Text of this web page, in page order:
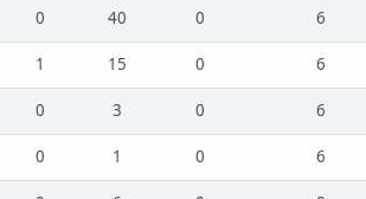
0 40 0
6
1 15 0
6
0 3 0
6
0 1 0
6